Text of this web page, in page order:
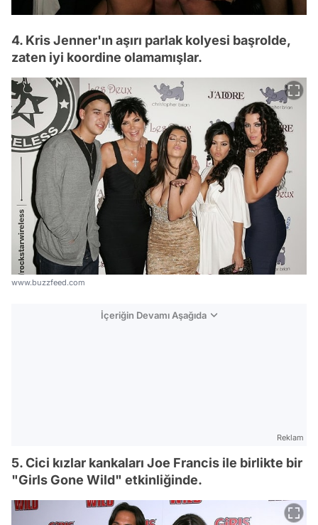
4. Kris Jenner'ın aşırı parlak kolyesi başrolde,
zaten iyi koordine olamamışlar.
www.buzzfeed.com
İçeriğin Devamı Aşağıda
Reklam
5. Cici kızlar kankaları Joe Francis ile birlikte bir
"Girls Gone Wild" etkinliğinde.